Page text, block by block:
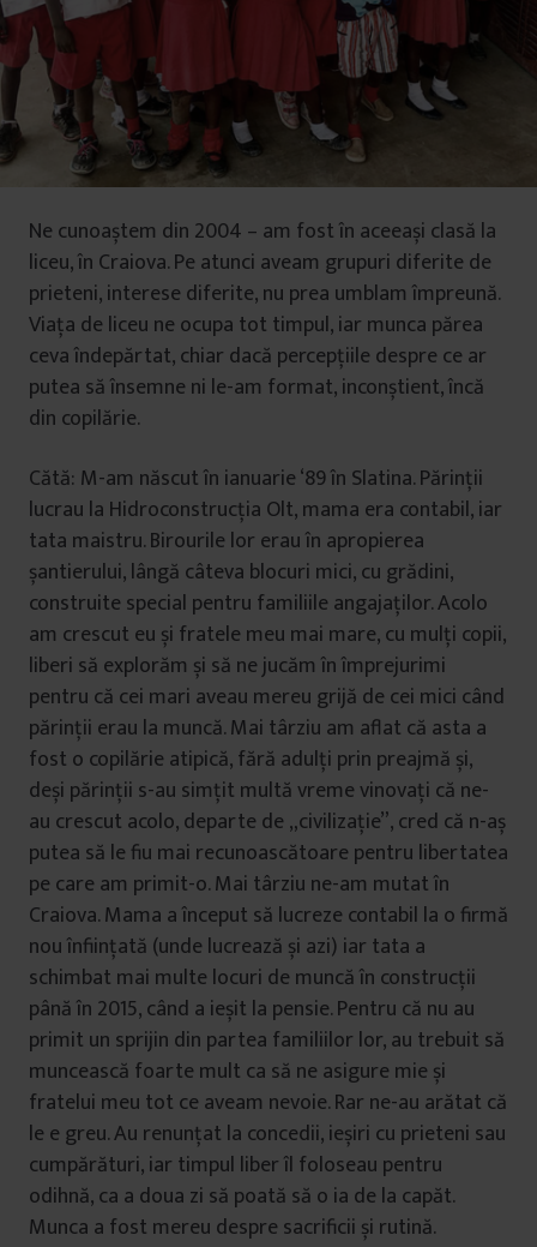
Ne cunoaștem din 2004 – am fost în aceeași clasă la
liceu, în Craiova. Pe atunci aveam grupuri diferite de
prieteni, interese diferite, nu prea umblam împreună.
Viața de liceu ne ocupa tot timpul, iar munca părea
ceva îndepărtat, chiar dacă percepțiile despre ce ar
putea să însemne ni le-am format, inconștient, încă
din copilărie.
Cătă: M-am născut în ianuarie ‘89 în Slatina. Părinții
lucrau la Hidroconstrucția Olt, mama era contabil, iar
tata maistru. Birourile lor erau în apropierea
șantierului, lângă câteva blocuri mici, cu grădini,
construite special pentru familiile angajaților. Acolo
am crescut eu și fratele meu mai mare, cu mulți copii,
liberi să explorăm și să ne jucăm în împrejurimi
pentru că cei mari aveau mereu grijă de cei mici când
părinții erau la muncă. Mai târziu am aflat că asta a
fost o copilărie atipică, fără adulți prin preajmă și,
deși părinții s-au simțit multă vreme vinovați că ne-
au crescut acolo, departe de „civilizație”, cred că n-aș
putea să le fiu mai recunoascătoare pentru libertatea
pe care am primit-o. Mai târziu ne-am mutat în
Craiova. Mama a început să lucreze contabil la o firmă
nou înființată (unde lucrează și azi) iar tata a
schimbat mai multe locuri de muncă în construcții
până în 2015, când a ieșit la pensie. Pentru că nu au
primit un sprijin din partea familiilor lor, au trebuit să
muncească foarte mult ca să ne asigure mie și
fratelui meu tot ce aveam nevoie. Rar ne-au arătat că
le e greu. Au renunțat la concedii, ieșiri cu prieteni sau
cumpărături, iar timpul liber îl foloseau pentru
odihnă, ca a doua zi să poată să o ia de la capăt.
Munca a fost mereu despre sacrificii și rutină.